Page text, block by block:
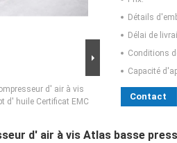
d' air à vis
d' huile Certificat EMC
Détails
Délai de
Conditions
Capacité
Contact
d' air à vis Atlas basse